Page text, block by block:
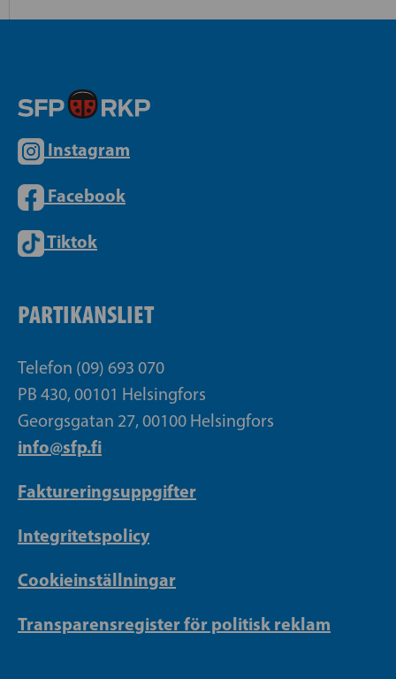
Instagram
Facebook
Tiktok
PARTIKANSLIET
Telefon (09) 693 070
PB 430, 00101 Helsingfors
Georgsgatan 27, 00100 Helsingfors
info@sfp.fi
Faktureringsuppgifter
Integritetspolicy
Cookieinställningar
Transparensregister för politisk reklam